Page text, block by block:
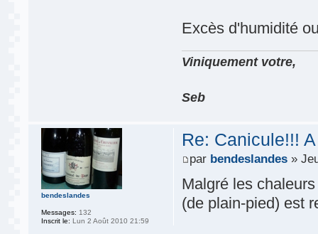
Excès d'humidité
Viniquement votre,
Seb
Re: Canicule!!!
par bendeslandes »
Malgré les
(de plain-pied) est
bendeslandes
Messages: 132
Inscrit le: Lun 2 Août 2010 21:59